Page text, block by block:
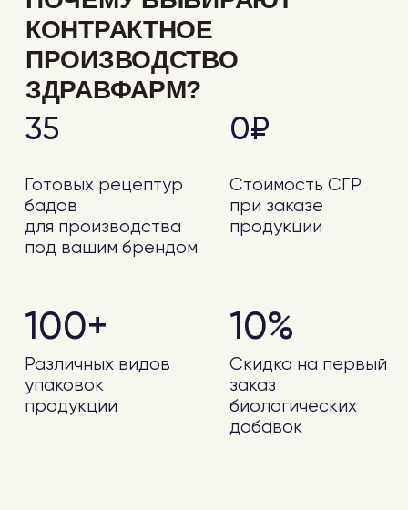
заказ
биологических
добавок
упаковок
продукции
ПРОИЗВОДСТВО
БИОЛОГИЧЕСКИХ
КОМПОНЕНТОВ
Поможемполучить
СГР за 45 дней под
Без бумажной волокиты
и горы справок
от 85 000 рублей